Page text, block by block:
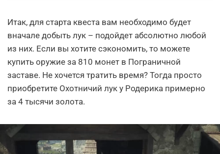
Итак, для старта квеста вам необходимо будет
вначале добыть лук – подойдет абсолютно любой
из них. Если вы хотите сэкономить, то можете
купить оружие за 810 монет в Пограничной
заставе. Не хочется тратить время? Тогда просто
приобретите Охотничий лук у Родерика примерно
за 4 тысячи золота.